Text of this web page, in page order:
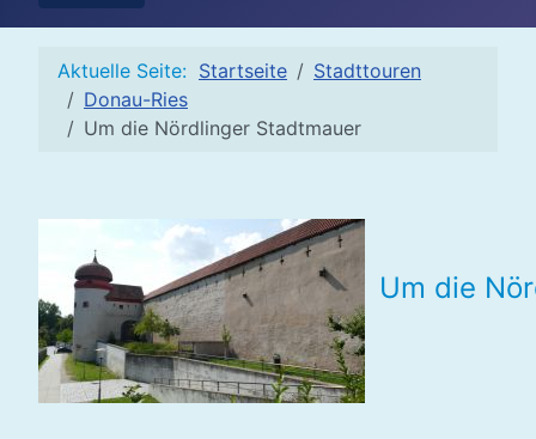
Aktuelle Seite: Startseite
Stadttouren
Donau-Ries
Um die Nördlinger Stadtmauer
Um die